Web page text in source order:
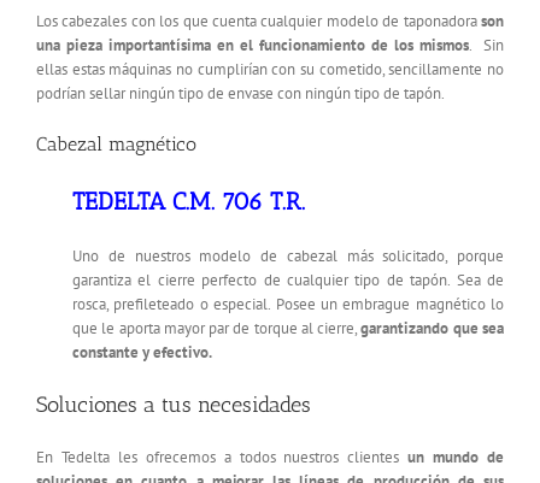
Los cabezales con los que cuenta cualquier modelo de taponadorason
una pieza importantísima en el funcionamiento de los mismos. Sin
ellas estas máquinas no cumplirían con su cometido, sencillamente no
podrían sellar ningún tipo de envase con ningún tipo de tapón.
Cabezal magnético
TEDELTA C.M. 706 T.R.
Uno de nuestros modelo de cabezal más solicitado, porque
garantiza el cierre perfecto de cualquier tipo de tapón. Sea de
rosca, prefileteado o especial. Posee un embrague magnético lo
que le aporta mayor par de torque al cierre,garantizando que sea
constante y efectivo.
Soluciones a tus necesidades
En Tedelta les ofrecemos a todos nuestros clientesun mundo de